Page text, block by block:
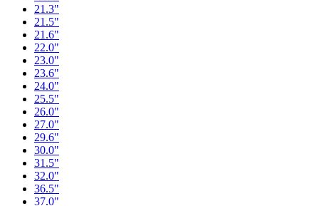
21.3"
21.5"
21.6"
22.0"
23.0"
23.6"
24.0"
25.5"
26.0"
27.0"
29.6"
30.0"
31.5"
32.0"
36.5"
37.0"